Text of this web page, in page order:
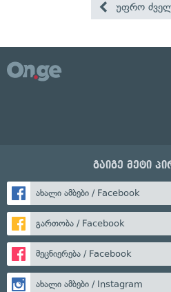
უფრო
გაიგე მეტი
ახალი ამბები / Facebook
გართობა / Facebook
მეცნიერება / Facebook
ახალი ამბები / Instagram